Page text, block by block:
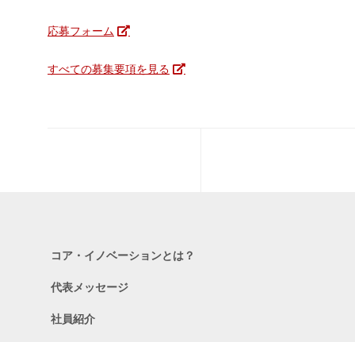
応募フォーム
すべての募集要項を見る
コア・イノベーションとは？
代表メッセージ
社員紹介